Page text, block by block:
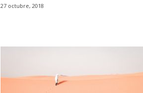
27 octubre, 2018